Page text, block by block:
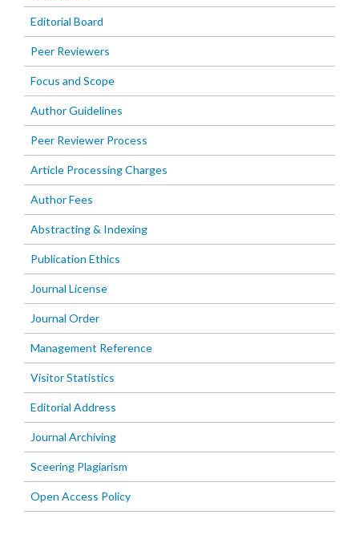
Editorial Board
Peer Reviewers
Focus and Scope
Author Guidelines
Peer Reviewer Process
Article Processing Charges
Author Fees
Abstracting & Indexing
Publication Ethics
Journal License
Journal Order
Management Reference
Visitor Statistics
Editorial Address
Journal Archiving
Sceering Plagiarism
Open Access Policy